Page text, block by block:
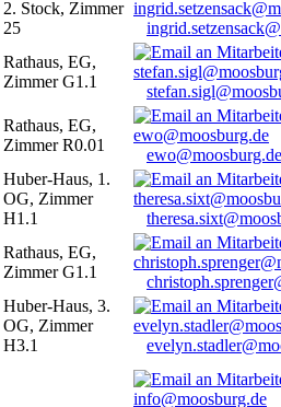
2. Stock, Zimmer
25
Rathaus, EG,
Zimmer G1.1
Rathaus, EG,
Zimmer R0.01
ewo@moosburg.de
Huber-Haus, 1.
OG, Zimmer
H1.1
Rathaus, EG,
Zimmer G1.1
Huber-Haus, 3.
OG, Zimmer
H3.1